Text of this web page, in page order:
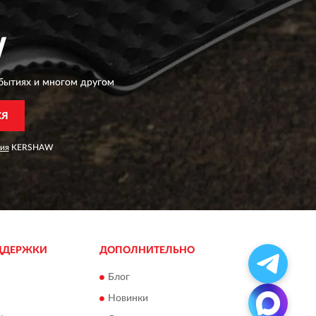
и многом другом
KERSHAW
ДОПОЛНИТЕЛЬНО
Блог
Новинки